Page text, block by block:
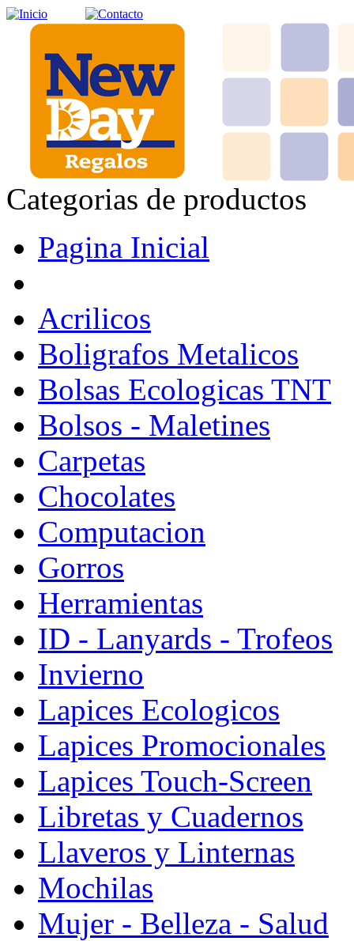
Categorias de productos
Pagina Inicial
Acrilicos
Boligrafos Metalicos
Bolsas Ecologicas TNT
Bolsos - Maletines
Carpetas
Chocolates
Computacion
Gorros
Herramientas
ID - Lanyards - Trofeos
Invierno
Lapices Ecologicos
Lapices Promocionales
Lapices Touch-Screen
Libretas y Cuadernos
Llaveros y Linternas
Mochilas
Mujer - Belleza - Salud